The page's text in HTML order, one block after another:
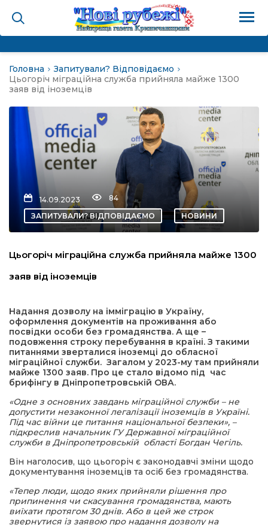
громада
не буває
Відповідаємо
Головна
Запитували? Відповідаємо
Цьогоріч міграційна служба прийняла майже 1300
заяв від іноземців
14.09.2023
84
ЗАПИТУВАЛИ? ВІДПОВІДАЄМО
НОВИНИ
Цьогоріч міграційна служба прийняла майже 1300
заяв від іноземців
Надання дозволу на імміграцію в Україну,
оформлення документів на проживання або
посвідки особи без громадянства. А ще –
подовження строку перебування в країні. З такими
питаннями зверталися іноземці до обласної
міграційної служби. Загалом у 2023-му там прийняли
майже 1300 заяв. Про це стало відомо під час
брифінгу в Дніпропетровській ОВА.
«Одне з основних завдань міграційної служби – не
допустити незаконної легалізації іноземців в Україні.
Під час війни це питання національної безпеки», –
підкреслив начальник ГУ Державної міграційної
служби в Дніпропетровській області Богдан Чегіль.
Він наголосив, що цьогоріч є законодавчі зміни щодо
документування іноземців та осіб без громадянства.
«Тепер люди, щодо яких прийняли рішення про
припинення чи скасування громадянства, мають
виїхати протягом 30 днів. Або в цей же строк
звернутися із заявою про надання дозволу на